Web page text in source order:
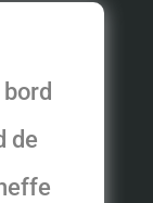
de